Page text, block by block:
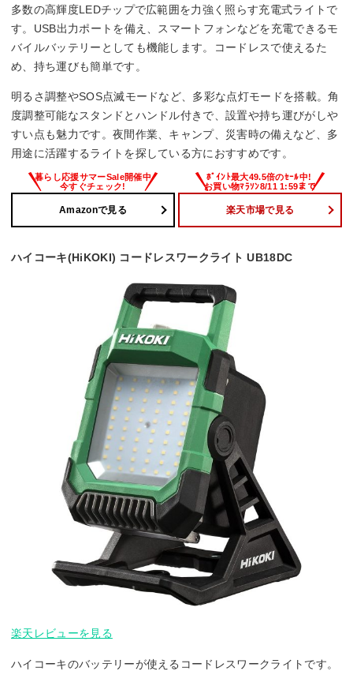
多数の高輝度LEDチップで広範囲を力強く照らす充電式ライトで
す。USB出力ポートを備え、スマートフォンなどを充電できるモ
バイルバッテリーとしても機能します。コードレスで使えるた
め、持ち運びも簡単です。
明るさ調整やSOS点滅モードなど、多彩な点灯モードを搭載。角
度調整可能なスタンドとハンドル付きで、設置や持ち運びがしや
すい点も魅力です。夜間作業、キャンプ、災害時の備えなど、多
用途に活躍するライトを探している方におすすめです。
Amazonで見る 楽天市場で見る
ハイコーキ(HiKOKI) コードレスワークライト UB18DC
楽天レビューを見る
ハイコーキのバッテリーが使えるコードレスワークライトです。